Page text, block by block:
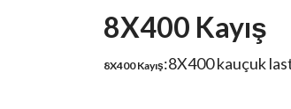
8X400 Kayış
8X400 Kayış:8X400 kauçuk